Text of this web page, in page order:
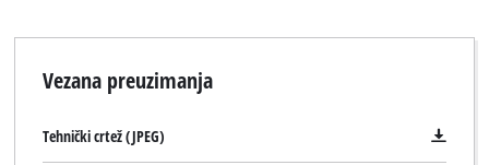
Vezana preuzimanja
Tehnički crtež (JPEG)